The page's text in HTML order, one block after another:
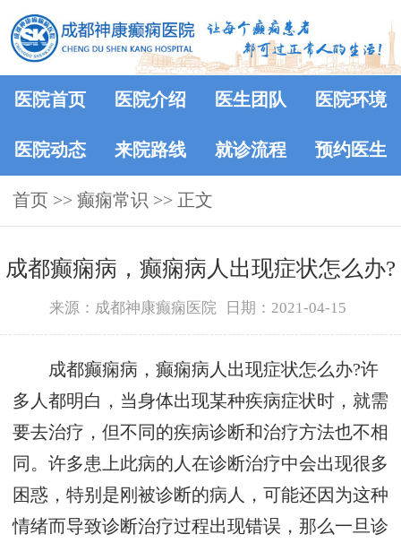
医院首页 医院介绍 医生团队 医院环境
医院动态 来院路线 就诊流程 预约医生
首页 >> 癫痫常识 >> 正文
成都癫痫病，癫痫病人出现症状怎么办?
来源：成都神康癫痫医院 日期：2021-04-15
成都癫痫病，癫痫病人出现症状怎么办?许
多人都明白，当身体出现某种疾病症状时，就需
要去治疗，但不同的疾病诊断和治疗方法也不相
同。许多患上此病的人在诊断治疗中会出现很多
困惑，特别是刚被诊断的病人，可能还因为这种
情绪而导致诊断治疗过程出现错误，那么一旦诊